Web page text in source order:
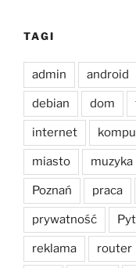
TAGI
admin android
debian dom
internet
miasto muzyka
Poznań praca
prywatność
reklama router